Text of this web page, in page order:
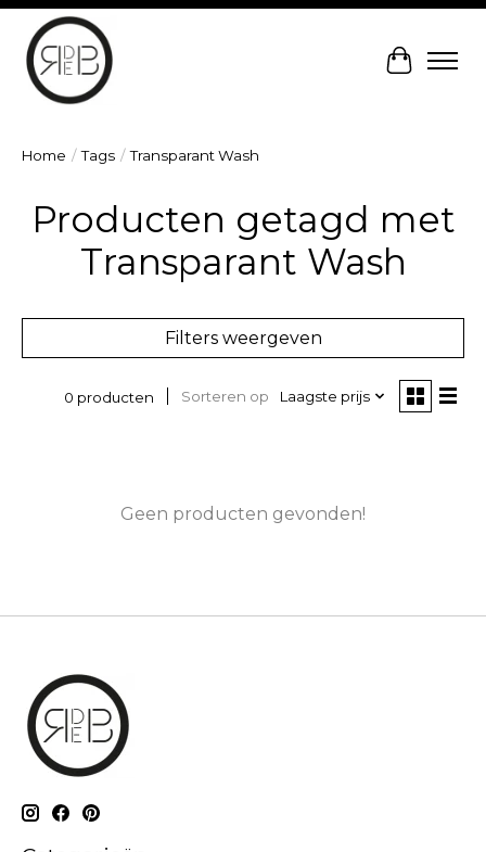
Home / Tags / Transparant Wash
Producten getagd met
Transparant Wash
Filters weergeven
0 producten Sorteren op Laagste prijs
Geen producten gevonden!